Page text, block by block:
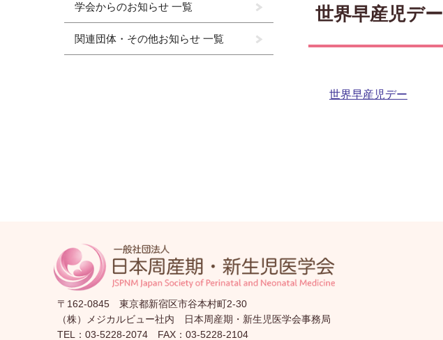
学会からのお知らせ 一覧
関連団体・その他お知らせ 一覧
世界早産児デー
世界早産児デー
〒162-0845 東京都新宿区市谷本村町2-30
（株）メジカルビュー社内 日本周産期・新生児医学会事務局
TEL：03-5228-2074 FAX：03-5228-2104